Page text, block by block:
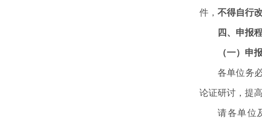
件， 不得自行
四、申报
（一）申
各单位务
论证研讨，提
请各单位